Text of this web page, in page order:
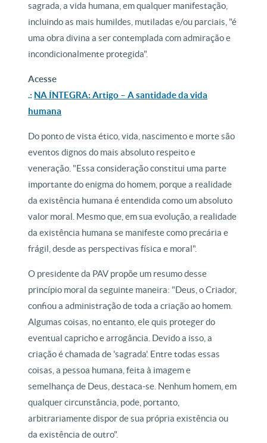
sagrada, a vida humana, em qualquer manifestação,
incluindo as mais humildes, mutiladas e/ou parciais, "é
uma obra divina a ser contemplada com admiração e
incondicionalmente protegida".
Acesse
.: NA ÍNTEGRA: Artigo – A santidade da vida
humana
Do ponto de vista ético, vida, nascimento e morte são
eventos dignos do mais absoluto respeito e
veneração. "Essa consideração constitui uma parte
importante do enigma do homem, porque a realidade
da existência humana é entendida como um absoluto
valor moral. Mesmo que, em sua evolução, a realidade
da existência humana se manifeste como precária e
frágil, desde as perspectivas física e moral".
O presidente da PAV propõe um resumo desse
princípio moral da seguinte maneira: "Deus, o Criador,
confiou a administração de toda a criação ao homem.
Algumas coisas, no entanto, ele quis proteger do
eventual capricho e arrogância. Devido a isso, a
criação é chamada de 'sagrada'. Entre todas essas
coisas, a pessoa humana, feita à imagem e
semelhança de Deus, destaca-se. Nenhum homem, em
qualquer circunstância, pode, portanto,
arbitrariamente dispor de sua própria existência ou
da existência de outro".